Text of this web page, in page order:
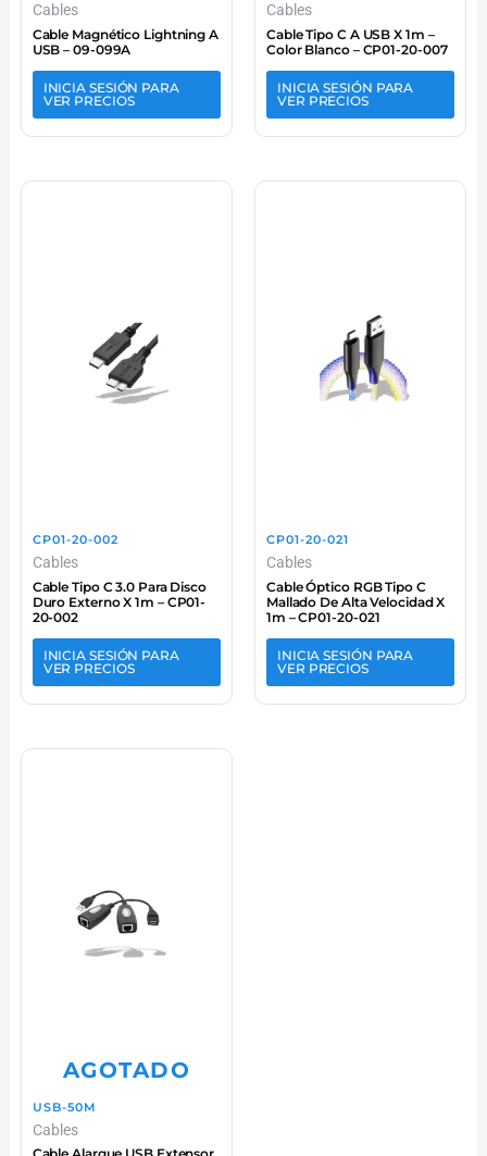
Cables
Cable Magnético Lightning A
USB – 09-099A
INICIA SESIÓN PARA
VER PRECIOS
Cables
Cable Tipo C A USB X 1m –
Color Blanco – CP01-20-007
INICIA SESIÓN PARA
VER PRECIOS
CP01-20-002
Cables
Cable Tipo C 3.0 Para Disco
Duro Externo X 1m – CP01-
20-002
INICIA SESIÓN PARA
VER PRECIOS
CP01-20-021
Cables
Cable Óptico RGB Tipo C
Mallado De Alta Velocidad X
1m – CP01-20-021
INICIA SESIÓN PARA
VER PRECIOS
AGOTADO
USB-50M
Cables